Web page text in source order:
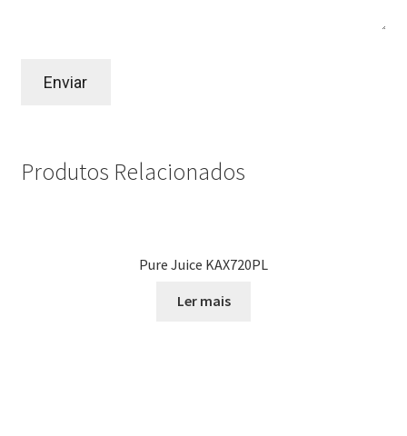
Produtos Relacionados
Pure Juice KAX720PL
Ler mais